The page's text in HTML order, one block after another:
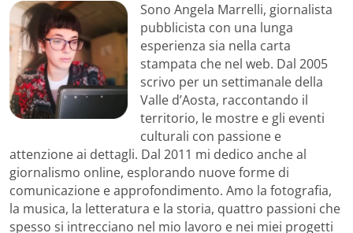
Sono Angela Marrelli, giornalista
pubblicista con una lunga
esperienza sia nella carta
stampata che nel web. Dal 2005
scrivo per un settimanale della
Valle d’Aosta, raccontando il
territorio, le mostre e gli eventi
culturali con passione e
attenzione ai dettagli. Dal 2011 mi dedico anche al
giornalismo online, esplorando nuove forme di
comunicazione e approfondimento. Amo la fotografia,
la musica, la letteratura e la storia, quattro passioni che
spesso si intrecciano nel mio lavoro e nei miei progetti